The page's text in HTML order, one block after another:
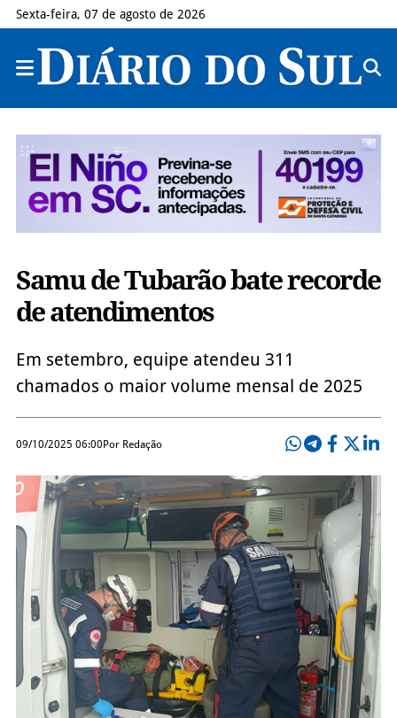
Sexta-feira, 07 de agosto de 2026
Samu de Tubarão bate recorde
de atendimentos
Em setembro, equipe atendeu 311
chamados o maior volume mensal de 2025
09/10/2025 06:00Por Redação